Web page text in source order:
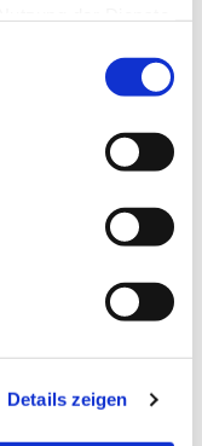
Details zeigen